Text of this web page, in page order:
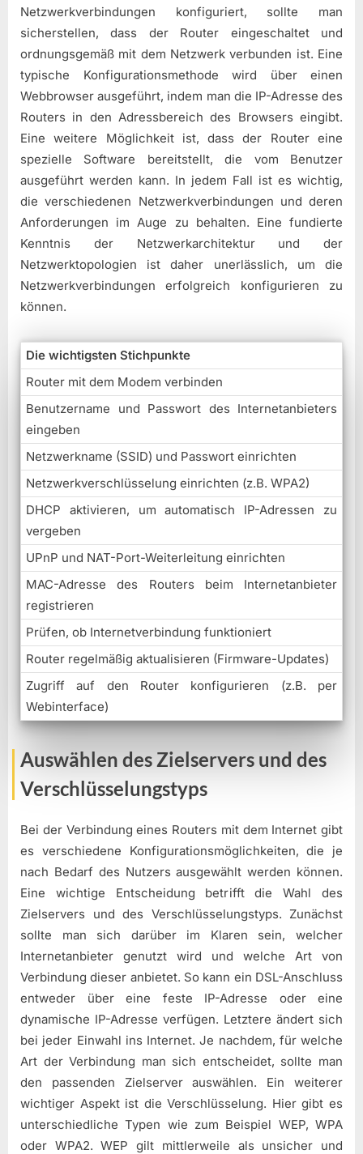
Netzwerkverbindungen konfiguriert, sollte man
sicherstellen, dass der Router eingeschaltet und
ordnungsgemäß mit dem Netzwerk verbunden ist. Eine
typische Konfigurationsmethode wird über einen
Webbrowser ausgeführt, indem man die IP-Adresse des
Routers in den Adressbereich des Browsers eingibt.
Eine weitere Möglichkeit ist, dass der Router eine
spezielle Software bereitstellt, die vom Benutzer
ausgeführt werden kann. In jedem Fall ist es wichtig,
die verschiedenen Netzwerkverbindungen und deren
Anforderungen im Auge zu behalten. Eine fundierte
Kenntnis der Netzwerkarchitektur und der
Netzwerktopologien ist daher unerlässlich, um die
Netzwerkverbindungen erfolgreich konfigurieren zu
können.
Die wichtigsten Stichpunkte
Router mit dem Modem verbinden
Benutzername und Passwort des Internetanbieters
eingeben
Netzwerkname (SSID) und Passwort einrichten
Netzwerkverschlüsselung einrichten (z.B. WPA2)
DHCP aktivieren, um automatisch IP-Adressen zu
vergeben
UPnP und NAT-Port-Weiterleitung einrichten
MAC-Adresse des Routers beim Internetanbieter
registrieren
Prüfen, ob Internetverbindung funktioniert
Router regelmäßig aktualisieren (Firmware-Updates)
Zugriff auf den Router konfigurieren (z.B. per
Webinterface)
Auswählen des Zielservers und des
Verschlüsselungstyps
Bei der Verbindung eines Routers mit dem Internet gibt
es verschiedene Konfigurationsmöglichkeiten, die je
nach Bedarf des Nutzers ausgewählt werden können.
Eine wichtige Entscheidung betrifft die Wahl des
Zielservers und des Verschlüsselungstyps. Zunächst
sollte man sich darüber im Klaren sein, welcher
Internetanbieter genutzt wird und welche Art von
Verbindung dieser anbietet. So kann ein DSL-Anschluss
entweder über eine feste IP-Adresse oder eine
dynamische IP-Adresse verfügen. Letztere ändert sich
bei jeder Einwahl ins Internet. Je nachdem, für welche
Art der Verbindung man sich entscheidet, sollte man
den passenden Zielserver auswählen. Ein weiterer
wichtiger Aspekt ist die Verschlüsselung. Hier gibt es
unterschiedliche Typen wie zum Beispiel WEP, WPA
oder WPA2. WEP gilt mittlerweile als unsicher und